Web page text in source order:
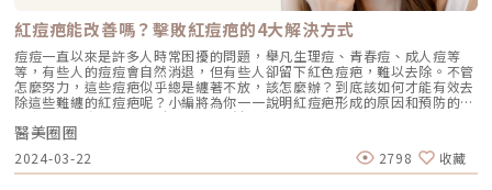
雷射或皮秒雷射淡化色素。 私密處美白導入：透過脈衝電或超聲波導入亮
白精華，直達肌底。 美白保濕敷膜：有些診所提供私密處專用敷膜課程，
溫和又放鬆！療程時間通常不長，也不會影響日常生活，適合想要「進階改
善」的你。5. 均衡飲食＋補充抗氧化營養素從內而外改善膚色也很重要！多
吃富含維他命C、E、葡萄籽、多酚等抗氧化食物，可以幫助肌膚代謝黑色
素、提亮膚色。像是奇異果、莓果、番茄、堅果，都是美白好幫手！常見
Q&A：你想問的我們都幫你整理好啦！Q：男生會在意女生私密處的顏色
嗎？A：每個人喜好不同，但比起「白不白」，多數人更在意清潔、健康與
自信。如果你因為暗沉而沒自信，那就值得好好處理。Q：自己在家用美白
霜塗私密處可以嗎？A：不建議隨便使用臉部或身體用的美白產品，可能會
過敏或刺激。最好選擇醫師推薦、針對私密肌研發的產品。Q：保養多久可
以看到效果？A：日常保養大約需 2-3 週以上才會明顯，醫美療程則依照種
紅痘疤能改善嗎？擊敗紅痘疤的4大解決方式
痘痘一直以來是許多人時常困擾的問題，舉凡生理痘、青春痘、成人痘等
等，有些人的痘痘會自然消退，但有些人卻留下紅色痘疤，難以去除。不管
怎麼努力，這些痘疤似乎總是纏著不放，該怎麼辦？到底該如何才能有效去
除這些難纏的紅痘疤呢？小編將為你一一說明紅痘疤形成的原因和預防的小
訣竅，並分享紅痘疤4大解決方式，幫助你擺脫煩人的痘疤問題。紅痘疤是
如何形成？痘痘發炎嚴重時，會發生微血管擴張、局部水腫，變成淡紅色、
輕微腫脹的痘疤。但之後會因為時間的關係，發炎狀況會逐漸減輕，微血管
也會恢復正常，而紅色痘疤通常會漸漸消退。若時間久了紅痘疤仍未消失，
有可能因當初痘痘發炎情況較為嚴重，或者是體質的關係，發炎時引起的血
醫美圈圈
2024-03-22 2798 收藏